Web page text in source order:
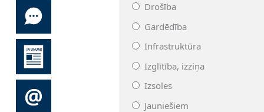
Drošība
Gardēdība
Infrastruktūra
Izglītība, izziņa
Izsoles
Jauniešiem